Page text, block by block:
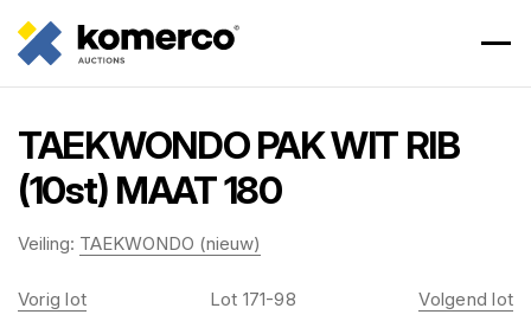
TAEKWONDO PAK WIT RIB
(10st) MAAT 180
Veiling: TAEKWONDO (nieuw)
Vorig lot Lot 171-98 Volgend lot